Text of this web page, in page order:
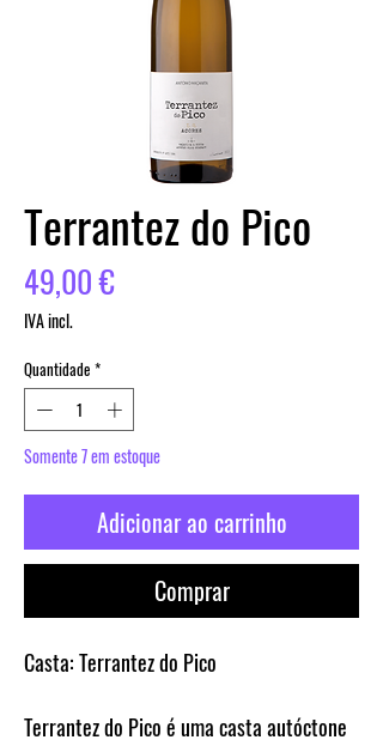
Terrantez do Pico
49,00 €Preço
IVA incl.
Quantidade *
Somente 7 em estoque
Adicionar ao carrinho
Comprar
Casta:Terrantez do Pico
Terrantez do Pico é uma casta autóctone